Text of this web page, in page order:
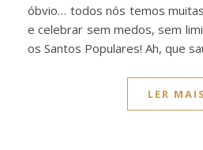
óbvio… todos nós temos
e celebrar sem medos, sem
os Santos Populares! Ah, que
LER MAIS